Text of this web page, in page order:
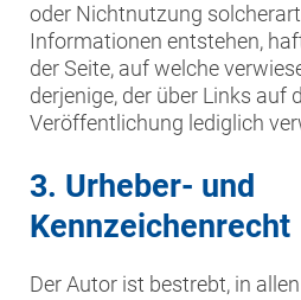
oder Nichtnutzung
Informationen entstehen,
der Seite, auf welche
derjenige, der über Links auf
Veröffentlichung lediglich
3. Urheber- und
Kennzeichenrecht
Der Autor ist bestrebt, in